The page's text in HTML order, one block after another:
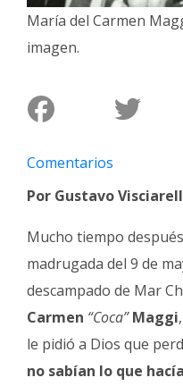
Fotos
de
Familia
Clasificados
María del Carmen
imagen.
Comentarios
Por Gustavo
Mucho tiempo
madrugada del 9 de
descampado de Mar
Carmen “Coca” Maggi
le pidió a Dios que
no sabían lo que